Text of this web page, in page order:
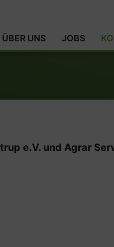
ÜBER UNS JOBS
e.V. und Agrar